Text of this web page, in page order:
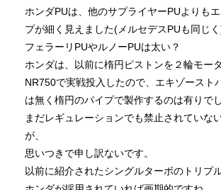
ホンダPUは、他のサプライヤーPUよりも
プが細く見えました(メルセデスPUも同じ
フェラーリPUやルノーPUは太い？
ホンダは、以前に楕円ピストンを２輪モー
NR750で実戦投入したので、エキゾースト
は無く楕円のパイプで製作するのは有りで
まだレギュレーションでも禁止されていな
が、
思いつきで申し訳ないです。
以前に紹介されたシングルターボのトリプ